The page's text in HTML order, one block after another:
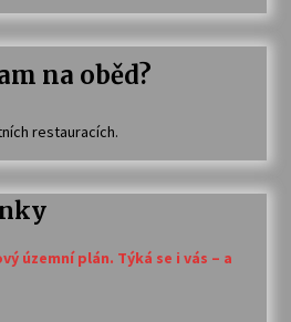
na oběd?
restauracích.
územní plán. Týká se i vás – a